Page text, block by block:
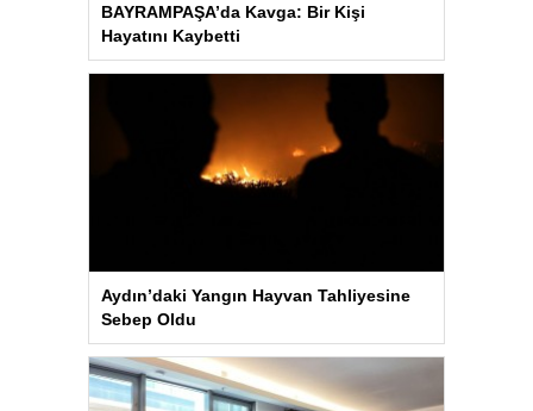
BAYRAMPAŞA’da Kavga: Bir Kişi
Hayatını Kaybetti
Aydın’daki Yangın Hayvan Tahliyesine
Sebep Oldu